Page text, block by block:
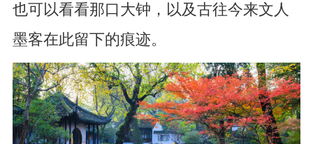
也可以看看那口大钟，以及古往今来文人
墨客在此留下的痕迹。